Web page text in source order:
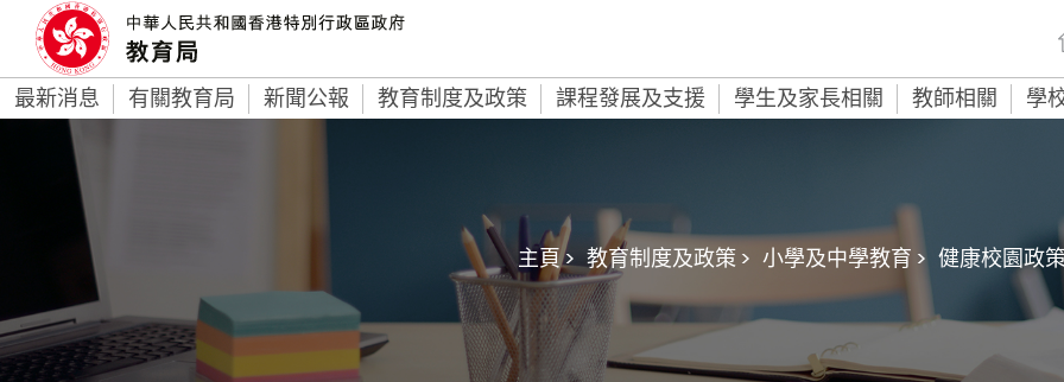
最新消息 有關教育局 新聞公報 教育制度及政策 課程發展及支援 學生及家長相關 教師相關 學
主頁 > 教育制度及政策 > 小學及中學教育 > 健康校園政